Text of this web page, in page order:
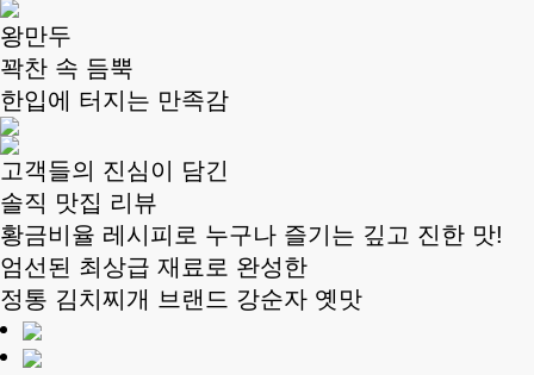
왕만두
꽉찬 속 듬뿍
한입에 터지는 만족감
고객들의 진심이 담긴
솔직 맛집 리뷰
황금비율 레시피로 누구나 즐기는 깊고 진한 맛!
엄선된 최상급 재료로 완성한
정통 김치찌개 브랜드 강순자 옛맛